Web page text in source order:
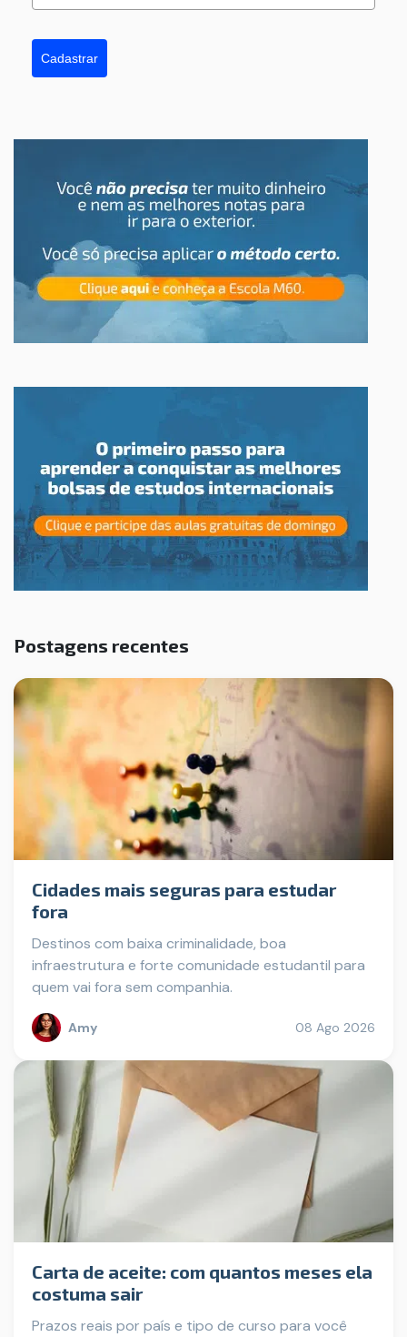
Cadastrar
Postagens recentes
Cidades mais seguras para estudar
fora
Destinos com baixa criminalidade, boa
infraestrutura e forte comunidade estudantil para
quem vai fora sem companhia.
Amy 08 Ago 2026
Carta de aceite: com quantos meses ela
costuma sair
Prazos reais por país e tipo de curso para você